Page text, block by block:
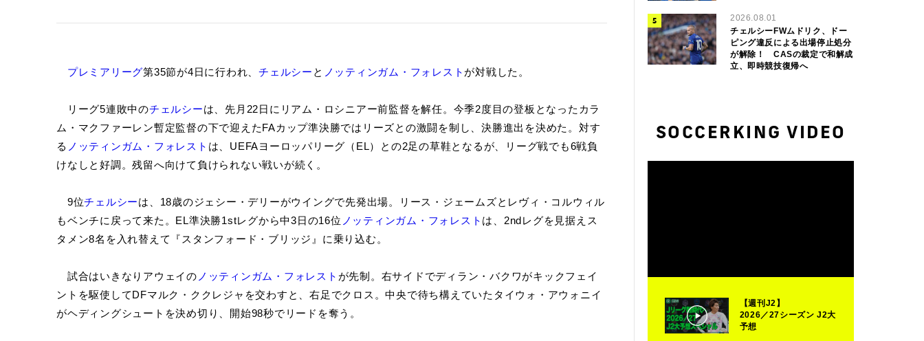
プレミアリーグ第35節が4日に行われ、 チェルシー と ノッティンガム・フォレスト が対戦した。
リーグ5連敗中のチェルシーは、先月22日にリアム・ロシニアー前監督を解任。今季2度目の登板となったカラ
ム・マクファーレン暫定監督の下で迎えたFAカップ準決勝ではリーズとの激闘を制し、決勝進出を決めた。対す
る ノッティンガム・フォレスト は、UEFAヨーロッパリーグ（EL）との2足の草鞋となるが、リーグ戦でも6戦負
けなしと好調。残留へ向けて負けられない戦いが続く。
9位チェルシーは、18歳のジェシー・デリーがウイングで先発出場。リース・ジェームズとレヴィ・コルウィル
もベンチに戻って来た。EL準決勝1stレグから中3日の16位 ノッティンガム・フォレスト は、2ndレグを見据えス
タメン8名を入れ替えて『スタンフォード・ブリッジ』に乗り込む。
試合はいきなりアウェイの ノッティンガム・フォレスト が先制。右サイドでディラン・バクワがキックフェイ
ントを駆使してDFマルク・ククレジャを交わすと、右足でクロス。中央で待ち構えていたタイウォ・アウォニイ
がヘディングシュートを決め切り、開始98秒でリードを奪う。
2026.08.01
チェルシーFWムドリク、ドー
ピング違反による出場停止処分
が解除！ CASの裁定で和解成
立、即時競技復帰へ
SOCCERKING VIDEO
【週刊J2】
2026／27シーズン J2大
予想